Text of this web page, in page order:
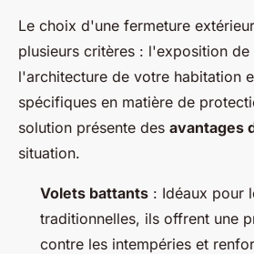
Le choix d'une fermeture
plusieurs critères : l'exposition de
l'architecture de votre habitation
spécifiques en matière de
solution présente des avantages
situation.
Volets battants : Idéaux pour
traditionnelles, ils offrent une
contre les intempéries et